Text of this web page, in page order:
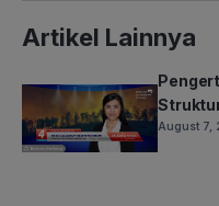
Artikel Lainnya
August 7,